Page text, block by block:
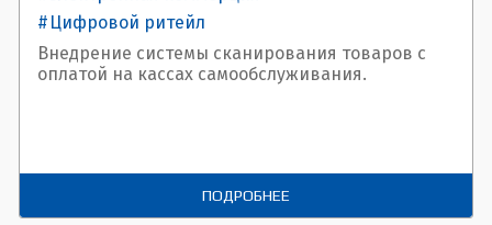
Цифровой ритейл
Внедрение системы сканирования товаров с
оплатой на кассах самообслуживания.
ПОДРОБНЕЕ